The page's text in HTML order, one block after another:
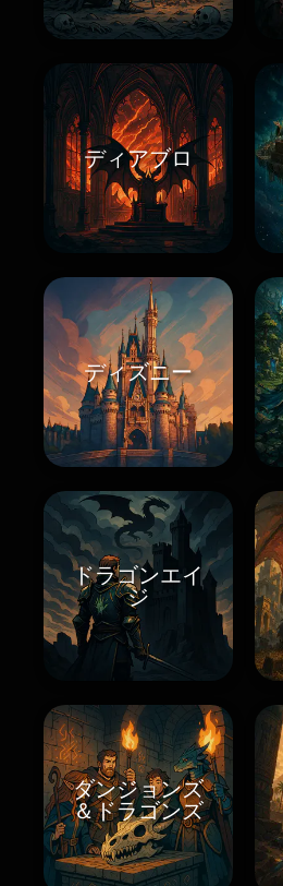
ディアブロ
ディズニー
ドラゴンエイ
ジ
ダンジョンズ
＆ドラゴンズ